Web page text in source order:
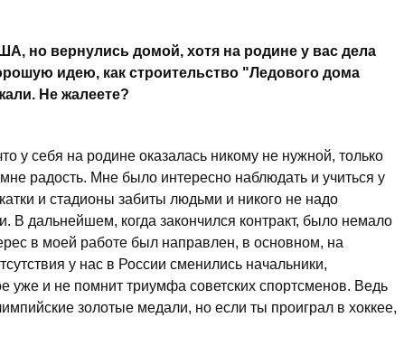
но вернулись домой, хотя на родине у вас дела
идею, как строительство "Ледового дома
Не жалеете?
у себя на родине оказалась никому не нужной, только
радость. Мне было интересно наблюдать и учиться у
и стадионы забиты людьми и никого не надо
В дальнейшем, когда закончился контракт, было немало
в моей работе был направлен, в основном, на
у нас в России сменились начальники,
уже и не помнит триумфа советских спортсменов. Ведь
золотые медали, но если ты проиграл в хоккее,